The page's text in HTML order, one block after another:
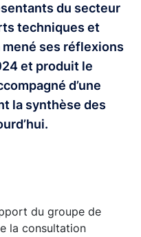
du secteur
techniques et
mené ses réflexions
et produit le
d’une
la synthèse des
du groupe de
la consultation